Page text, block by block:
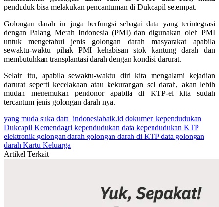
penduduk bisa melakukan pencantuman di Dukcapil setempat.
Golongan darah ini juga berfungsi sebagai data yang terintegrasi
dengan Palang Merah Indonesia (PMI) dan digunakan oleh PMI
untuk mengetahui jenis golongan darah masyarakat apabila
sewaktu-waktu pihak PMI kehabisan stok kantung darah dan
membutuhkan transplantasi darah dengan kondisi darurat.
Selain itu, apabila sewaktu-waktu diri kita mengalami kejadian
darurat seperti kecelakaan atau kekurangan sel darah, akan lebih
mudah menemukan pendonor apabila di KTP-el kita sudah
tercantum jenis golongan darah nya.
yang muda suka data indonesiabaik.id dokumen kependudukan
Dukcapil Kemendagri kependudukan data kependudukan KTP
elektronik golongan darah golongan darah di KTPdata golongan
darah Kartu Keluarga
Artikel Terkait